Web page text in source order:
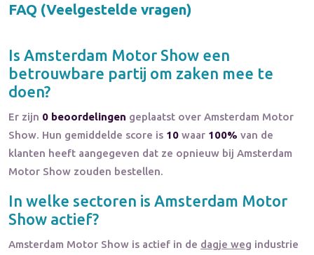
FAQ (Veelgestelde vragen)
Is Amsterdam Motor Show een
betrouwbare partij om zaken mee te
doen?
Er zijn 0 beoordelingen geplaatst over Amsterdam Motor
Show. Hun gemiddelde score is 10 waar 100% van de
klanten heeft aangegeven dat ze opnieuw bij Amsterdam
Motor Show zouden bestellen.
In welke sectoren is Amsterdam Motor
Show actief?
Amsterdam Motor Show is actief in de dagje weg industrie